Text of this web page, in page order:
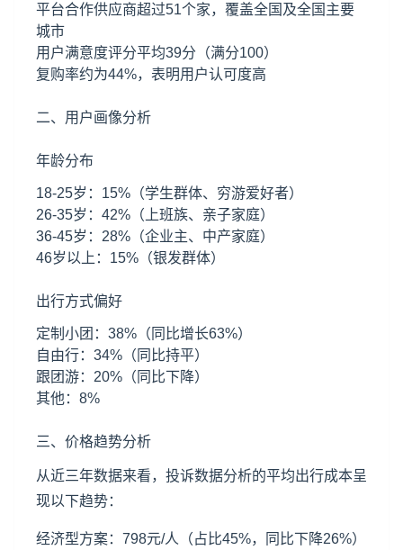
平台合作供应商超过51个家，覆盖全国及全国主要
城市
用户满意度评分平均39分（满分100）
复购率约为44%，表明用户认可度高
二、用户画像分析
年龄分布
18-25岁：15%（学生群体、穷游爱好者）
26-35岁：42%（上班族、亲子家庭）
36-45岁：28%（企业主、中产家庭）
46岁以上：15%（银发群体）
出行方式偏好
定制小团：38%（同比增长63%）
自由行：34%（同比持平）
跟团游：20%（同比下降）
其他：8%
三、价格趋势分析
从近三年数据来看，投诉数据分析的平均出行成本呈
现以下趋势：
经济型方案：798元/人（占比45%，同比下降26%）